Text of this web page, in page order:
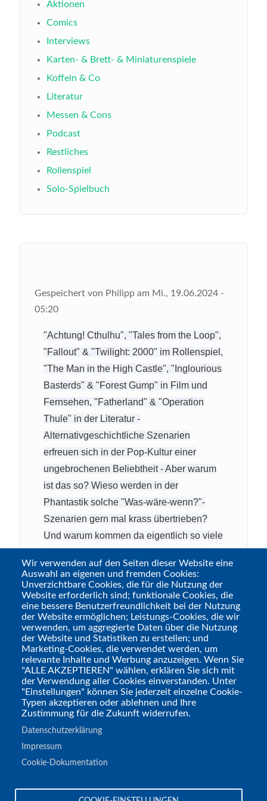
Aktionen
Comics
Interviews
Karten- & Brett- & Miniaturenspiele
Koffein & Co
Literatur
Messen & Cons
Podcast
Restliches
Rollenspiel
Solo-Spielbuch
Gespeichert von Philipp am Mi., 19.06.2024 -
05:20
"Achtung! Cthulhu", "Tales from the Loop",
"Fallout" & "Twilight: 2000" im Rollenspiel,
"The Man in the High Castle", "Inglourious
Basterds" & "Forest Gump" in Film und
Fernsehen, "Fatherland" & "Operation
Thule" in der Literatur -
Alternativgeschichtliche Szenarien
erfreuen sich in der Pop-Kultur einer
ungebrochenen Beliebtheit - Aber warum
ist das so? Wieso werden in der
Phantastik solche "Was-wäre-wenn?"-
Szenarien gern mal krass übertrieben?
Und warum kommen da eigentlich so viele
uns diesmal der Erfolgsautor Peter
Hohmann, dessen Weltkriegspulp-
Alternativgeschichte "Operation Thule"
gerade für einen großen Streaming-
Anbieter verfilmt wird.
Tags
Wir verwenden auf den Seiten dieser Website eine
Auswahl an eigenen und fremden Cookies:
Unverzichtbare Cookies, die für die Nutzung der
Website erforderlich sind; funktionale Cookies, die
eine bessere Benutzerfreundlichkeit bei der Nutzung
der Website ermöglichen; Leistungs-Cookies, die wir
verwenden, um aggregierte Daten über die Nutzung
der Website und Statistiken zu erstellen; und
Marketing-Cookies, die verwendet werden, um
relevante Inhalte und Werbung anzuzeigen. Wenn Sie
"ALLE AKZEPTIEREN" wählen, erklären Sie sich mit
der Verwendung aller Cookies einverstanden. Unter
"Einstellungen" können Sie jederzeit einzelne Cookie-
Typen akzeptieren oder ablehnen und Ihre
Zustimmung für die Zukunft widerrufen.
Datenschutzerklärung
Impressum
Cookie-Dokumentation